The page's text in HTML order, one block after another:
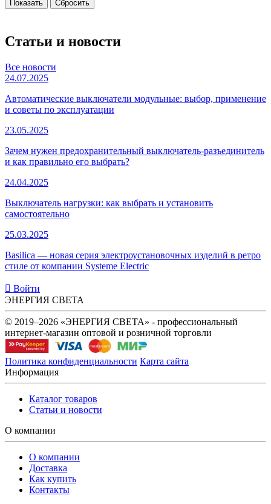
Статьи и новости
Все новости
24.07.2025
Автоматические выключатели модульные: выбор, применение
и советы по эксплуатации
23.05.2025
Зачем нужен предохранительный выключатель-разъединитель
и как правильно его выбрать?
24.04.2025
Выключатель нагрузки: как выбрать и установить
самостоятельно
25.03.2025
Basilica — новая серия электроустановочных изделий в ретро
стиле от компании Systeme Electric
Войти
ЭНЕРГИЯ СВЕТА
© 2019–2026 «ЭНЕРГИЯ СВЕТА» - профессиональный
интернет-магазин оптовой и розничной торговли
Политика конфиденциальности Карта сайта
Информация
Каталог товаров
Статьи и новости
О компании
О компании
Доставка
Как купить
Контакты